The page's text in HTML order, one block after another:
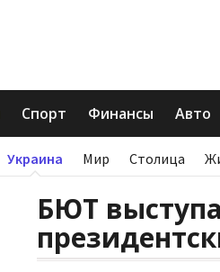
Спорт Финансы Авто
Украина Мир Столица
БЮТ